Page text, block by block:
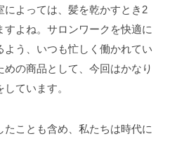
によっては、髪を乾かすとき2
すよね。サロンワークを快適に
よう、いつも忙しく働かれてい
めの商品として、今回はかなり
ています。
たことも含め、私たちは時代に